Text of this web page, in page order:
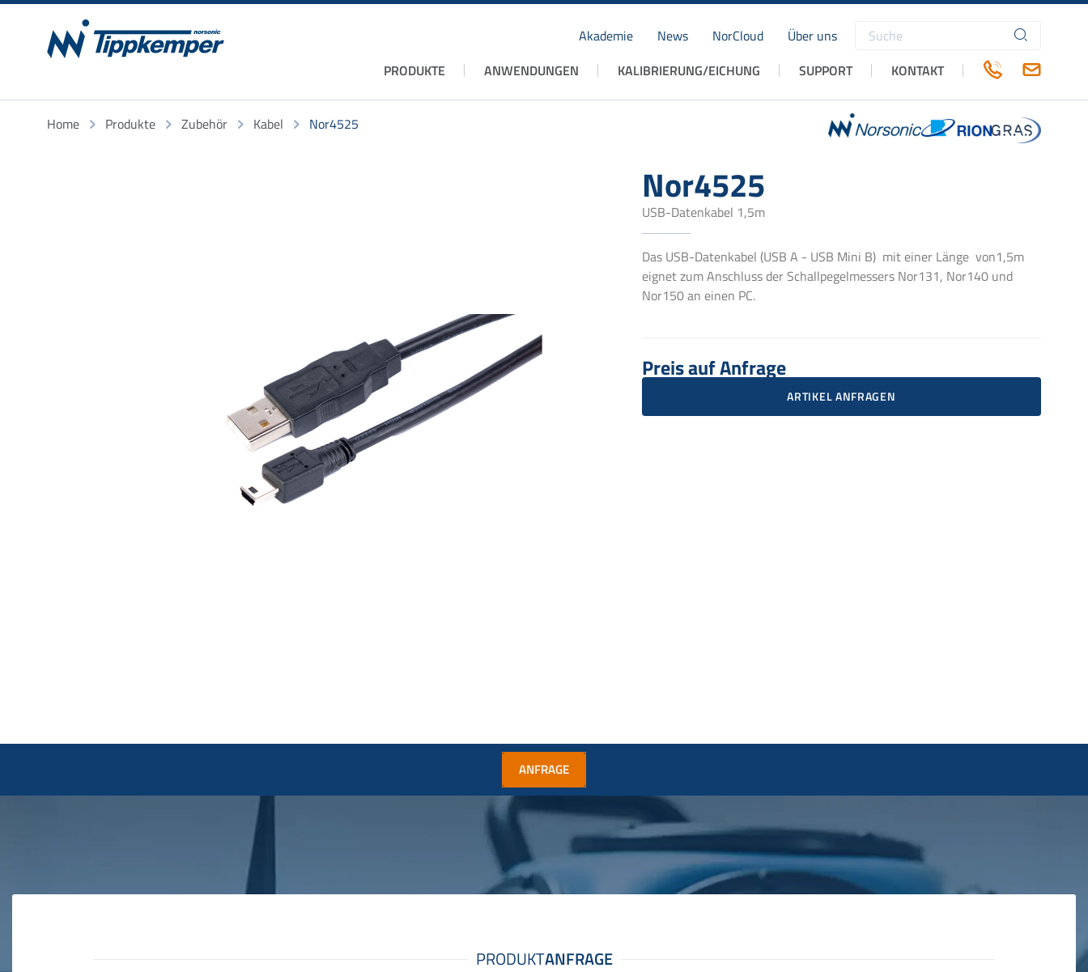
Akademie News NorCloud Über uns
Suchbegriffe
Navigation
PRODUKTE ANWENDUNGEN KALIBRIERUNG/EICHUNG SUPPORT KONTAKT
Home Produkte Zubehör Kabel Nor4525
Nor4525
USB-Datenkabel 1,5m
Das USB-Datenkabel (USB A - USB Mini B) mit einer Länge von1,5m
eignet zum Anschluss der Schallpegelmessers Nor131, Nor140 und
Nor150 an einen PC.
Preis auf Anfrage
ARTIKEL ANFRAGEN
ANFRAGE